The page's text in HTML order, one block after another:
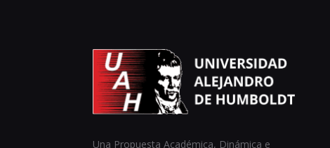
Una Propuesta Académica, Dinámica e